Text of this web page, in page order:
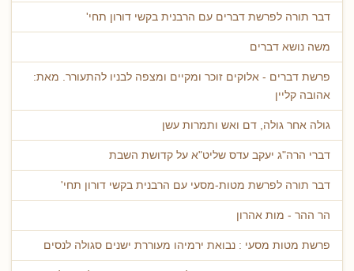
דבר תורה לפרשת דברים עם הרבנית בקשי דורון תחי'
משה נושא דברים
פרשת דברים - אלוקים זוכר ומקיים ומצפה לבניו להתעורר. מאת:
אהובה קליין
גולה אחר גולה, דם ואש ותמרות עשן
דברי הרה"ג יעקב עדס שליט"א על קדושת השבת
דבר תורה לפרשת מטות-מסעי עם הרבנית בקשי דורון תחי'
הר ההר - מות אהרון
פרשת מטות מסעי : נבואת ירמיהו מעוררת ישנים סגולה לנסים